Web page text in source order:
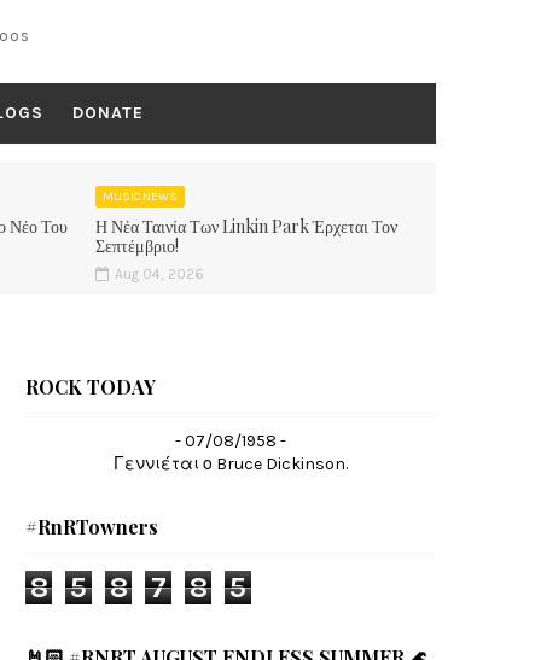
DONATE
Νέο Του
MUSIC NEWS
Η Νέα Ταινία Των Linkin Park Έρχεται Τον
Σεπτέμβριο!
Aug 04, 2026
ROCK TODAY
- 07/08/1958 -
Γεννιέται ο Bruce Dickinson.
#RnRTowners
8 5 8 7 8 5